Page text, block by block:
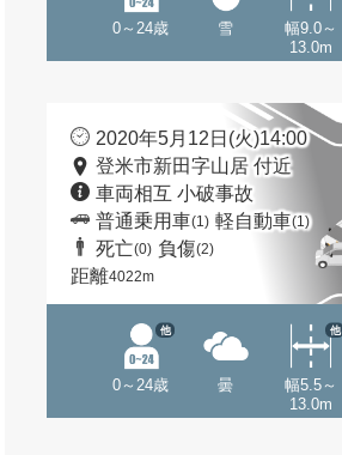
0～24歳 雪
幅9.0～
13.0m
2020年5月12日(火)14:00
登米市新田字山居 付近
車両相互 小破事故
普通乗用車(1) 軽自動車(1)
死亡(0) 負傷(2)
距離4022m
0～24歳
他
曇
幅5.5～
13.0m
他